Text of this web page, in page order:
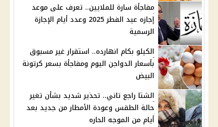
مفاجأة سارة للملايين.. تعرف على موعد
إجازه عيد الفطر 2025 وعدد أيام الإجازة
الرسمية
الكيلو بكام انهارده.. استقرار غير مسبوق
بأسعار الدواجن اليوم ومفاجأة بسعر كرتونة
البيض
الشتا راجع تاني.. تحذير شديد بشأن تغير
حالة الطقس وعودة الأمطار من جديد بعد
أيام من الموجه الحاره